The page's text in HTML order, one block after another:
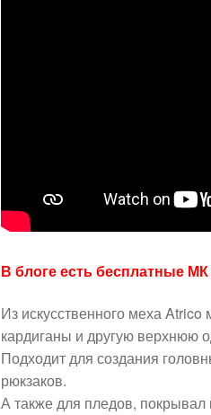
В блоге есть бесплатные
Из искусственного меха Atrico
кардиганы и другую верхнюю
Подходит для создания
рюкзаков.
А также для пледов, покрывал